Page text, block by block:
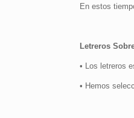
En estos
Letreros
• Los letreros
• Hemos